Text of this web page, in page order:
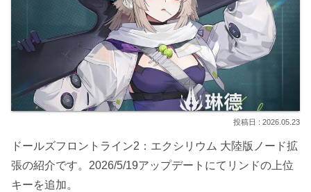
2026.05.23
ドールズフロントライン2：エクシリウム 大陸版ノード拡
張の紹介です。2026/5/19アップデートにてリンドの上位
キーを追加。